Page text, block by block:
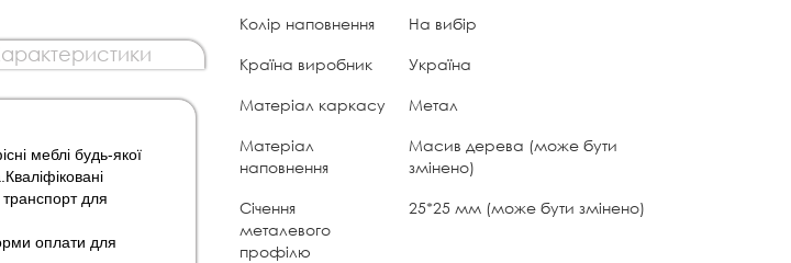
меблі будь-якої
Кваліфіковані
для
оплати для
Колір наповнення
На вибір
Країна виробник
Україна
Матеріал каркасу
Метал
Матеріал
наповнення
Масив дерева (може бути
змінено)
Січення
металевого
профілю
25*25 мм (може бути змінено)